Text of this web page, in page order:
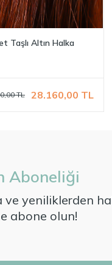
Taşlı Altın Halka
TL 28.160,00 TL
Aboneliği
ve yeniliklerden
abone olun!